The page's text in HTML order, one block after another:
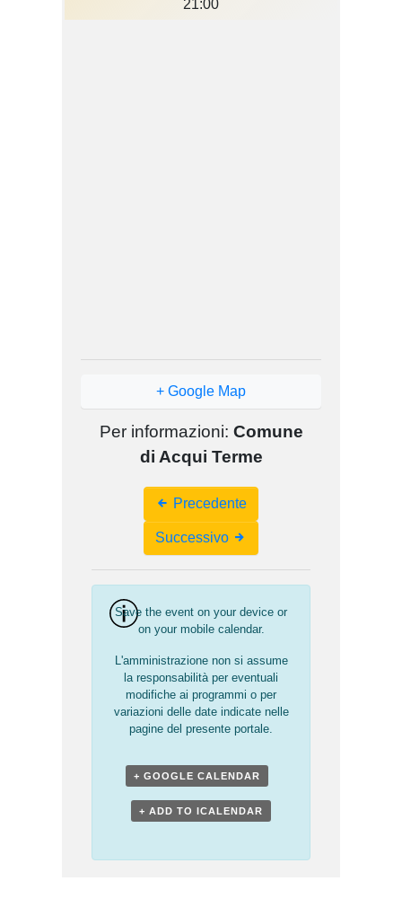
21:00
+ Google Map
Per informazioni: Comune
di Acqui Terme
Navigation
Precedente
Successivo
Save the event on your device or
on your mobile calendar.
L'amministrazione non si assume
la responsabilità per eventuali
modifiche ai programmi o per
variazioni delle date indicate nelle
pagine del presente portale.
+ GOOGLE CALENDAR
+ ADD TO ICALENDAR